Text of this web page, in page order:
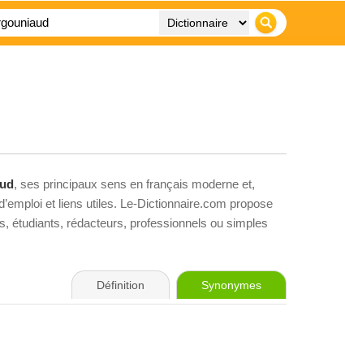
, ses principaux sens en français moderne et,
et liens utiles. Le-Dictionnaire.com propose
étudiants, rédacteurs, professionnels ou simples
Définition Synonymes